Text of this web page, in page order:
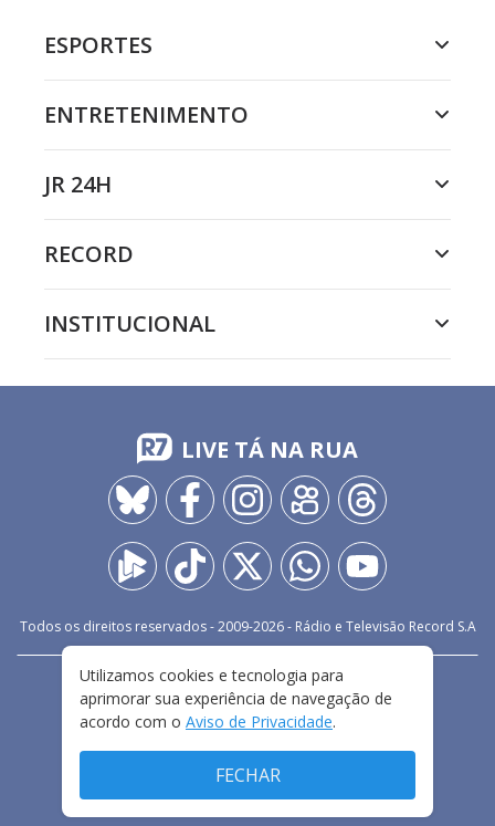
ESPORTES
ENTRETENIMENTO
JR 24H
RECORD
INSTITUCIONAL
LIVE TÁ NA RUA
Todos os direitos reservados - 2009-2026- Rádio e Televisão Record S.A
FALE CONOSCO
PRIVACIDADE
TERMOS E CONDIÇÕES DE USO
Utilizamos cookies e tecnologia para
aprimorar sua experiência de navegação de
acordo com o Aviso de Privacidade.
FECHAR